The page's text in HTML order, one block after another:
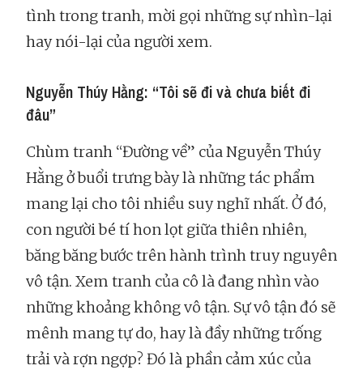
tình trong tranh, mời gọi những sự nhìn-lại
hay nói-lại của người xem.
Nguyễn Thúy Hằng: “Tôi sẽ đi và chưa biết đi
đâu”
Chùm tranh “Đường về” của Nguyễn Thúy
Hằng ở buổi trưng bày là những tác phẩm
mang lại cho tôi nhiều suy nghĩ nhất. Ở đó,
con người bé tí hon lọt giữa thiên nhiên,
băng băng bước trên hành trình truy nguyên
vô tận. Xem tranh của cô là đang nhìn vào
những khoảng không vô tận. Sự vô tận đó sẽ
mênh mang tự do, hay là đầy những trống
trải và rợn ngợp? Đó là phần cảm xúc của